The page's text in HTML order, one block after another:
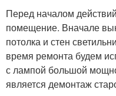
Перед началом
помещение. Вначале
потолка и стен
время ремонта будем
с лампой большой
является демонтаж